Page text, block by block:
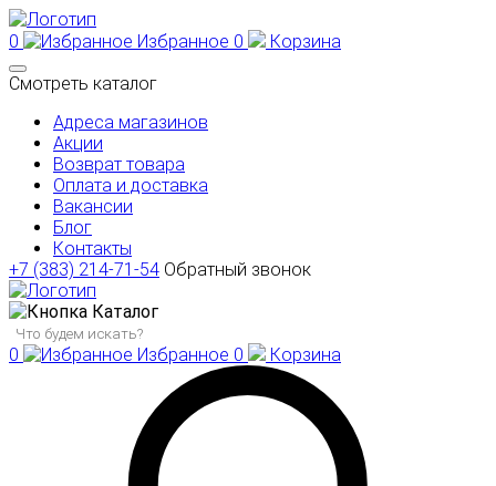
0 Избранное 0
Корзина
Смотреть каталог
Адреса магазинов
Акции
Возврат товара
Оплата и доставка
Вакансии
Блог
Контакты
+7 (383) 214-71-54 Обратный звонок
Каталог
0 Избранное 0 Корзина